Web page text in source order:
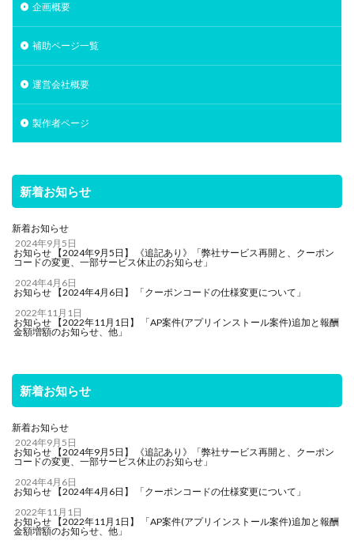
企画概要
補助ページ一覧
運営会社概要
製作者ページ
新着お知らせ
新着お知らせ
2024年9月5日
お知らせ 【2024年9月5日】 《追記あり》「弊社サービス再開と、クーポン
コードの変更、一部サービス休止のお知らせ」
2024年4月6日
お知らせ 【2024年4月6日】 「クーポンコードの仕様変更について」
2022年11月1日
お知らせ 【2022年11月1日】 「AP案件(アプリインストール案件)追加と報酬
金額増額のお知らせ、他」
新着お知らせ
新着お知らせ
2024年9月5日
お知らせ 【2024年9月5日】 《追記あり》「弊社サービス再開と、クーポン
コードの変更、一部サービス休止のお知らせ」
2024年4月6日
お知らせ 【2024年4月6日】 「クーポンコードの仕様変更について」
2022年11月1日
お知らせ 【2022年11月1日】 「AP案件(アプリインストール案件)追加と報酬
金額増額のお知らせ、他」